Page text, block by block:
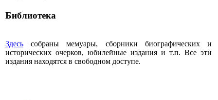
Библиотека
Здесь собраны мемуары, сборники биографических и
исторических очерков, юбилейные издания и т.п. Все эти
издания находятся в свободном доступе.